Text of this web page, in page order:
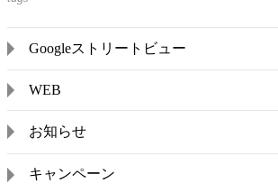
Googleストリートビュー
WEB
お知らせ
キャンペーン